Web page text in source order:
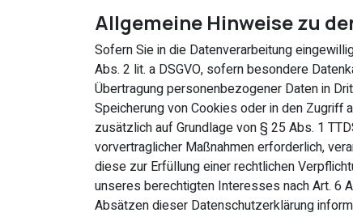
Allgemeine Hinweise zu
Sofern Sie in die Datenverarbeitung
Abs. 2 lit. a DSGVO, sofern besondere
Übertragung personenbezogener Daten in
Speicherung von Cookies oder in den Zugriff
zusätzlich auf Grundlage von § 25 Abs. 1
vorvertraglicher Maßnahmen erforderlich,
diese zur Erfüllung einer rechtlichen
unseres berechtigten Interesses nach Art. 6
Absätzen dieser Datenschutzerklärung